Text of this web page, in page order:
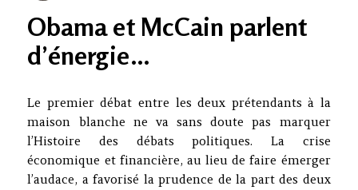
Obama et McCain parlent
d’énergie…
Le premier débat entre les deux prétendants à la
maison blanche ne va sans doute pas marquer
l’Histoire des débats politiques. La crise
économique et financière, au lieu de faire émerger
l’audace, a favorisé la prudence de la part des deux